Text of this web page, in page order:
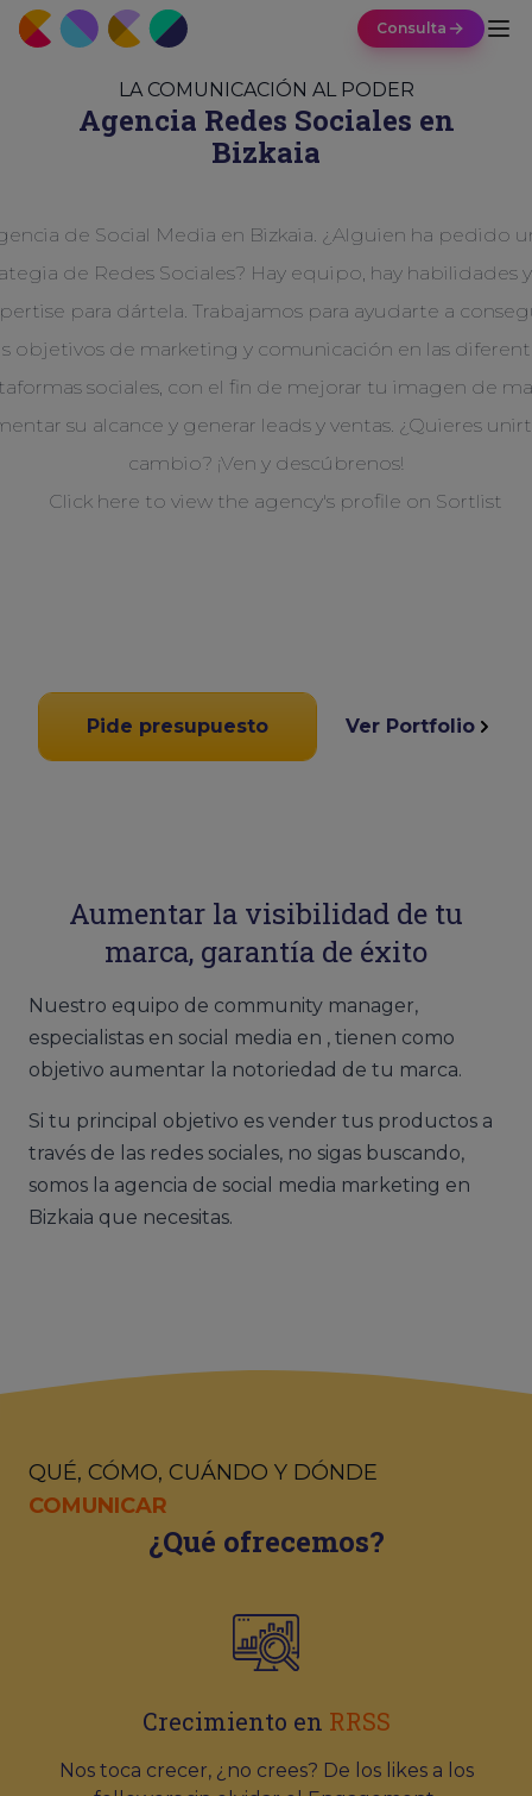
Consulta
LA COMUNICACIÓN AL PODER
Agencia Redes Sociales en
Bizkaia
de Social Media en Bizkaia. ¿Alguien ha pedido
de Redes Sociales? Hay equipo, hay habilidades
para dártela. Trabajamos para ayudarte a
objetivos de marketing y comunicación en las
sociales, con el fin de mejorar tu imagen de
su alcance y generar leads y ventas. ¿Quieres
cambio? ¡Ven y descúbrenos!
Pide presupuesto Ver Portfolio
Aumentar la visibilidad de tu
marca, garantía de éxito
Nuestro equipo de community manager,
especialistas en social media en , tienen como
objetivo aumentar la notoriedad de tu marca.
Si tu principal objetivo es vender tus productos a
través de las redes sociales, no sigas buscando,
somos la agencia de social media marketing en
Bizkaia que necesitas.
QUÉ, CÓMO, CUÁNDO Y DÓNDE
COMUNICAR
¿Qué ofrecemos?
Crecimiento en RRSS
Nos toca crecer, ¿no crees? De los likes a los